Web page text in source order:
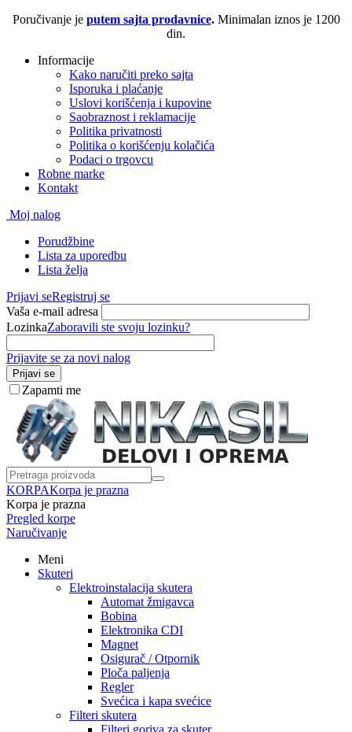
Poručivanje je putem sajta prodavnice. Minimalan iznos je 1200
din.
Informacije
Kako naručiti preko sajta
Isporuka i plaćanje
Uslovi korišćenja i kupovine
Saobraznost i reklamacije
Politika privatnosti
Politika o korišćenju kolačića
Podaci o trgovcu
Robne marke
Kontakt
Moj nalog
Porudžbine
Lista za uporedbu
Lista želja
Prijavi seRegistruj se
Vaša e-mail adresa
LozinkaZaboravili ste svoju lozinku?
Prijavite se za novi nalog
Prijavi se
Zapamti me
KORPAKorpa je prazna
Korpa je prazna
Pregled korpe
Naručivanje
Meni
Skuteri
Elektroinstalacija skutera
Automat žmigavca
Bobina
Elektronika CDI
Magnet
Osigurač / Otpornik
Ploča paljenja
Regler
Svećica i kapa svećice
Filteri skutera
Filteri goriva za skuter